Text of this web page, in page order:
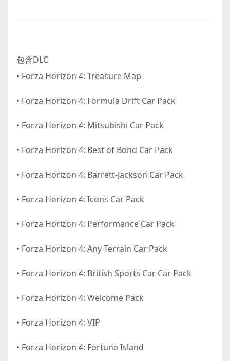
包含DLC
• Forza Horizon 4: Treasure Map
• Forza Horizon 4: Formula Drift Car Pack
• Forza Horizon 4: Mitsubishi Car Pack
• Forza Horizon 4: Best of Bond Car Pack
• Forza Horizon 4: Barrett-Jackson Car Pack
• Forza Horizon 4: Icons Car Pack
• Forza Horizon 4: Performance Car Pack
• Forza Horizon 4: Any Terrain Car Pack
• Forza Horizon 4: British Sports Car Car Pack
• Forza Horizon 4: Welcome Pack
• Forza Horizon 4: VIP
• Forza Horizon 4: Fortune Island